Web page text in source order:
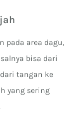
pada area dagu,
bisa dari
tangan ke
yang sering